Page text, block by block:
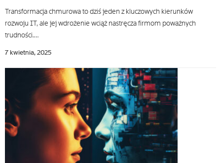
Transformacja chmurowa to dziś jeden z kluczowych kierunków
rozwoju IT, ale jej wdrożenie wciąż nastręcza firmom poważnych
trudności.…
7 kwietnia, 2025